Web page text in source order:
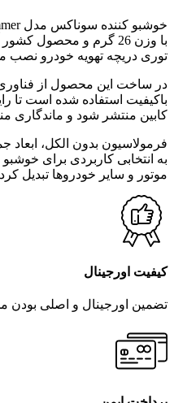
با وزن 26 گرم و محصول
توری دریچه تهویه خودرو نصب
در ساخت این محصول از
باکیفیت استفاده شده است تا
کابین منتشر شود و ماندگاری
فرمولاسیون بدون الکل، ابعاد
به انتخابی کاربردی برای
موتور و سایر خودروها تبدیل
کیفیت اورجینال
تضمین اورجینال و اصلی بودن